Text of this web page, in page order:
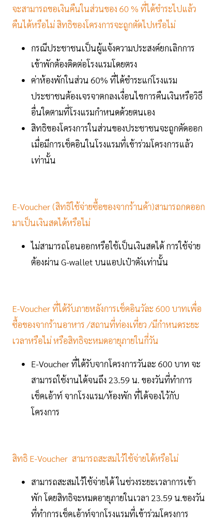
จะสามารถขอเงินคืนในส่วนของ 60 % ที่ได้ชำระไปแล้ว
คืนได้หรือไม่ สิทธิของโครงการจะถูกตัดไปหรือไม่
กรณีประชาชนเป็นผู้แจ้งความประสงค์ยกเลิกการ
เข้าพักต้องติดต่อโรงแรมโดยตรง
ค่าห้องพักในส่วน 60% ที่ได้ชำระแก่โรงแรม
ประชาชนต้องเจรจาตกลงเงื่อนไขการคืนเงินหรือวิธี
อื่นใดตามที่โรงแรมกำหนดด้วยตนเอง
สิทธิของโครงการในส่วนของประชาชนจะถูกตัดออก
เมื่อมีการเช็คอินในโรงแรมที่เข้าร่วมโครงการแล้ว
เท่านั้น
E-Voucher (สิทธิใช้จ่ายซื้อของจากร้านค้า)สามารถกดออก
มาเป็นเงินสดได้หรือไม่
ไม่สามารถโอนออกหรือใช้เป็นเงินสดได้ การใช้จ่าย
ต้องผ่าน G-wallet บนแอปเป๋าตังเท่านั้น
E-Voucher ที่ได้รับภายหลังการเช็คอินวัละ 600 บาทเพื่อ
ซื้อของจากร้านอาหาร /สถานที่ท่องเที่ยว /มีกำหนดระยะ
เวลาหรือไม่ หรือสิทธิจะหมดอายุภายในกี่วัน
E-Voucher ที่ได้รับจากโครงการวันละ 600 บาท จะ
สามารถใช้งานได้จนถึง 23.59 น. ของวันที่ทำการ
เช็คเอ้าท์ จากโรงแรม/ห้องพัก ที่ได้จองไว้กับ
โครงการ
สิทธิ E-Voucher สามารถสะสมไว้ใช้จ่ายได้หรือไม่
สามารถสะสมไว้ใช้จ่ายได้ ในช่วงระยะเวลาการเข้า
พัก โดยสิทธิจะหมดอายุภายในเวลา 23.59 น.ของวัน
ที่ทำการเช็คเอ้าท์จากโรงแรมที่เข้าร่วมโครงการ